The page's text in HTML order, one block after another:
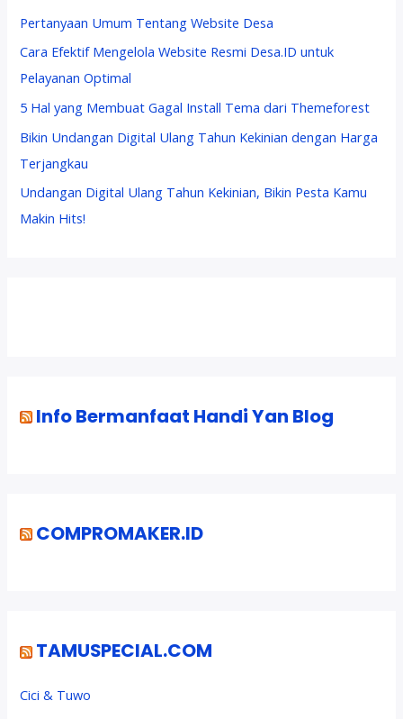
Pertanyaan Umum Tentang Website Desa
Cara Efektif Mengelola Website Resmi Desa.ID untuk
Pelayanan Optimal
5 Hal yang Membuat Gagal Install Tema dari Themeforest
Bikin Undangan Digital Ulang Tahun Kekinian dengan Harga
Terjangkau
Undangan Digital Ulang Tahun Kekinian, Bikin Pesta Kamu
Makin Hits!
Info Bermanfaat Handi Yan Blog
COMPROMAKER.ID
TAMUSPECIAL.COM
Cici & Tuwo